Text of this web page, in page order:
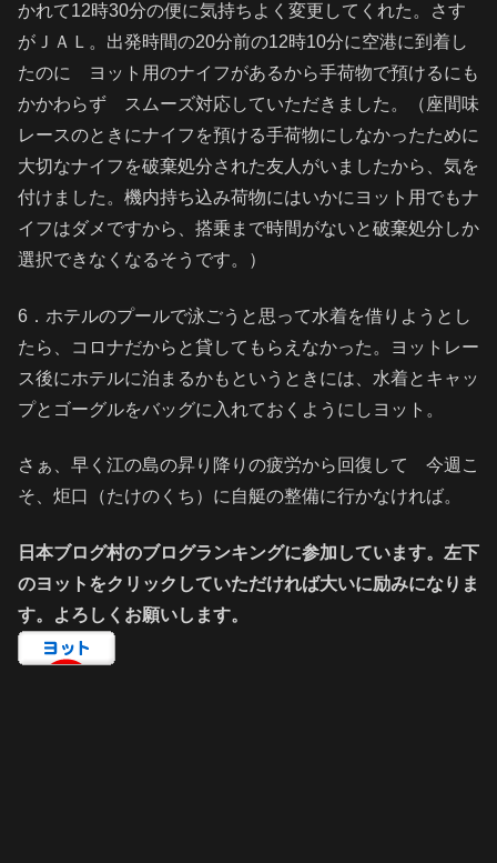
かれて12時30分の便に気持ちよく変更してくれた。さす
がＪＡＬ。出発時間の20分前の12時10分に空港に到着し
たのに ヨット用のナイフがあるから手荷物で預けるにも
かかわらず スムーズ対応していただきました。（座間味
レースのときにナイフを預ける手荷物にしなかったために
大切なナイフを破棄処分された友人がいましたから、気を
付けました。機内持ち込み荷物にはいかにヨット用でもナ
イフはダメですから、搭乗まで時間がないと破棄処分しか
選択できなくなるそうです。）
6．ホテルのプールで泳ごうと思って水着を借りようとし
たら、コロナだからと貸してもらえなかった。ヨットレー
ス後にホテルに泊まるかもというときには、水着とキャッ
プとゴーグルをバッグに入れておくようにしヨット。
さぁ、早く江の島の昇り降りの疲労から回復して 今週こ
そ、炬口（たけのくち）に自艇の整備に行かなければ。
日本ブログ村のブログランキングに参加しています。左下
のヨットをクリックしていただければ大いに励みになりま
す。よろしくお願いします。